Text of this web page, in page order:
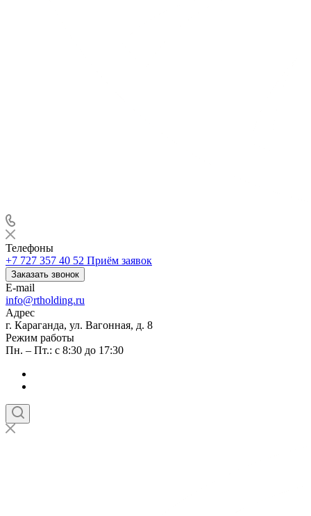
Телефоны
+7 727 357 40 52 Приём заявок
Заказать звонок
E-mail
info@rtholding.ru
Адрес
г. Караганда, ул. Вагонная, д. 8
Режим работы
Пн. – Пт.: с 8:30 до 17:30